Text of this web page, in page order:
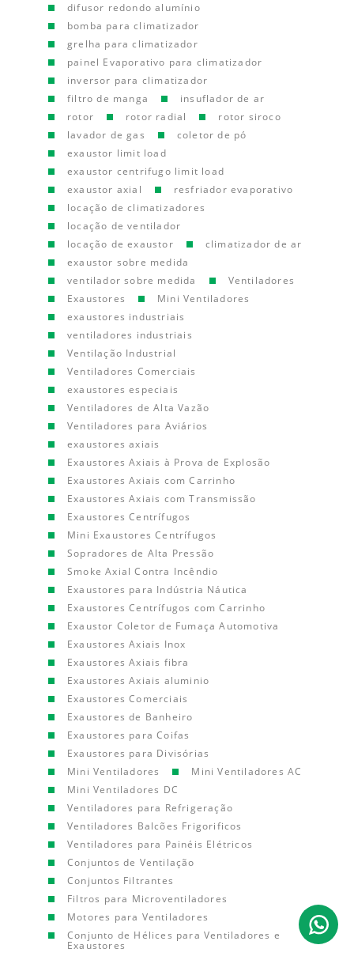
difusor redondo alumínio
bomba para climatizador
grelha para climatizador
painel Evaporativo para climatizador
inversor para climatizador
filtro de manga
insuflador de ar
rotor
rotor radial
rotor siroco
lavador de gas
coletor de pó
exaustor limit load
exaustor centrifugo limit load
exaustor axial
resfriador evaporativo
locação de climatizadores
locação de ventilador
locação de exaustor
climatizador de ar
exaustor sobre medida
ventilador sobre medida
Ventiladores
Exaustores
Mini Ventiladores
exaustores industriais
ventiladores industriais
Ventilação Industrial
Ventiladores Comerciais
exaustores especiais
Ventiladores de Alta Vazão
Ventiladores para Aviários
exaustores axiais
Exaustores Axiais à Prova de Explosão
Exaustores Axiais com Carrinho
Exaustores Axiais com Transmissão
Exaustores Centrífugos
Mini Exaustores Centrífugos
Sopradores de Alta Pressão
Smoke Axial Contra Incêndio
Exaustores para Indústria Náutica
Exaustores Centrífugos com Carrinho
Exaustor Coletor de Fumaça Automotiva
Exaustores Axiais Inox
Exaustores Axiais fibra
Exaustores Axiais aluminio
Exaustores Comerciais
Exaustores de Banheiro
Exaustores para Coifas
Exaustores para Divisórias
Mini Ventiladores
Mini Ventiladores AC
Mini Ventiladores DC
Ventiladores para Refrigeração
Ventiladores Balcões Frigorificos
Ventiladores para Painéis Elétricos
Conjuntos de Ventilação
Conjuntos Filtrantes
Filtros para Microventiladores
Motores para Ventiladores
Conjunto de Hélices para Ventiladores e
Exaustores